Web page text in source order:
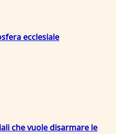
ecclesiale
che vuole disarmare le